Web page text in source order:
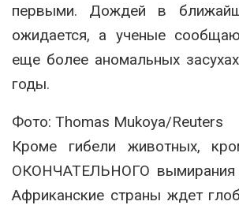
первыми. Дождей в
ожидается, а ученые
еще более аномальных
годы.
Фото: Thomas Mukoya/Reuters
Кроме гибели животных,
ОКОНЧАТЕЛЬНОГО вымирания
Африканские страны ждет